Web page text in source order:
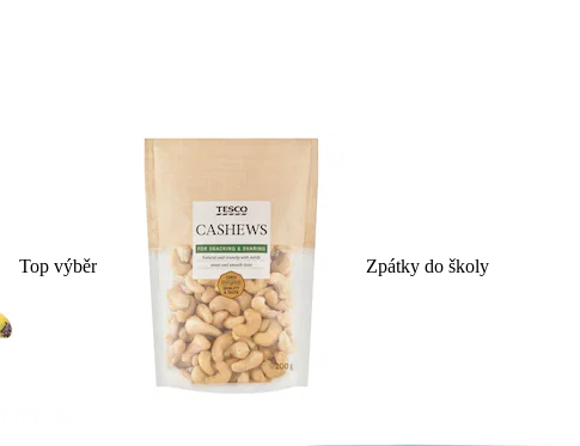
Top výběr Zpátky do školy